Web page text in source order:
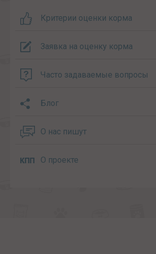
Критерии оценки корма
Заявка на оценку корма
Часто задаваемые вопросы
Блог
О нас пишут
О проекте